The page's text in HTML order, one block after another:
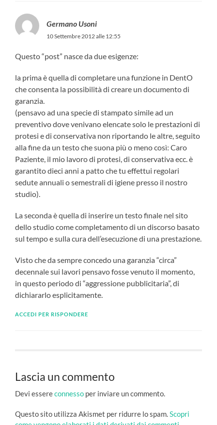
Germano Usoni
10 Settembre 2012 alle 12:55
Questo “post” nasce da due esigenze:
la prima è quella di completare una funzione in DentO
che consenta la possibilità di creare un documento di
garanzia.
(pensavo ad una specie di stampato simile ad un
preventivo dove venivano elencate solo le prestazioni di
protesi e di conservativa non riportando le altre, seguito
alla fine da un testo che suona più o meno così: Caro
Paziente, il mio lavoro di protesi, di conservativa ecc. è
garantito dieci anni a patto che tu effettui regolari
sedute annuali o semestrali di igiene presso il nostro
studio).
La seconda è quella di inserire un testo finale nel sito
dello studio come completamento di un discorso basato
sul tempo e sulla cura dell’esecuzione di una prestazione.
Visto che da sempre concedo una garanzia “circa”
decennale sui lavori pensavo fosse venuto il momento,
in questo periodo di “aggressione pubblicitaria”, di
dichiararlo esplicitamente.
ACCEDI PER RISPONDERE
Lascia un commento
Devi essereconnesso per inviare un commento.
Questo sito utilizza Akismet per ridurre lo spam.Scopri